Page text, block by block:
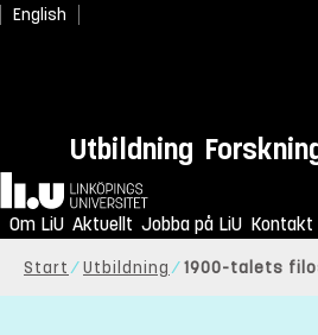
English
Utbildning
Hem
Om LiU Aktuellt Jobba på LiU Kontakt
Start Utbildning 1900-talets